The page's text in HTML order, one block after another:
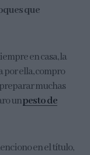
que
en casa, la
por ella, compro
muchas
unpesto de
en el título,